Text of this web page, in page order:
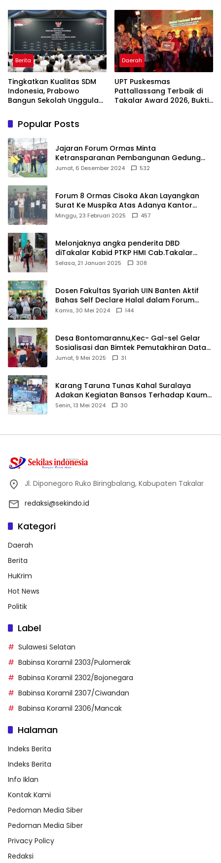
Indonesia
Berita
Tingkatkan Kualitas SDM
Indonesia, Prabowo
Bangun Sekolah Unggulan
Terbaik Dunia
Daerah
UPT Puskesmas
Pattallassang Terbaik di
Takalar Award 2026, Bukti
Popular Posts
Jajaran Forum Ormas Minta
Ketransparanan Pembangunan Gedung
Damkar Di Kecamatan Cisoka
Jumat, 6 Desember 2024 532
Forum 8 Ormas Cisoka Akan Layangkan
Surat Ke Muspika Atas Adanya Kantor
Matel di Cisoka
Minggu, 23 Februari 2025 457
Melonjaknya angka penderita DBD
diTakalar Kabid PTKP HMI Cab.Takalar
angkat bicara
Selasa, 21 Januari 2025 308
Dosen Fakultas Syariah UIN Banten Aktif
Bahas Self Declare Halal dalam Forum
Ijtima Ulama MUI
Kamis, 30 Mei 2024 144
Desa Bontomarannu,Kec- Gal-sel Gelar
Sosialisasi dan Bimtek Pemutakhiran Data
ID
Jumat, 9 Mei 2025 31
Karang Taruna Tunas Kahal Suralaya
Adakan Kegiatan Bansos Terhadap Kaum
Dhuafa dan Anak Yatim-Piatu
Senin, 13 Mei 2024 30
Jl. Diponegoro Ruko Biringbalang, Kabupaten Takalar
redaksi@sekindo.id
Kategori
Daerah
Berita
HuKrim
Hot News
Politik
Label
Sulawesi Selatan
Babinsa Koramil 2303/Pulomerak
Babinsa Koramil 2302/Bojonegara
Babinsa Koramil 2307/Ciwandan
Babinsa Koramil 2306/Mancak
Halaman
Indeks Berita
Indeks Berita
Info Iklan
Kontak Kami
Pedoman Media Siber
Pedoman Media Siber
Privacy Policy
Redaksi